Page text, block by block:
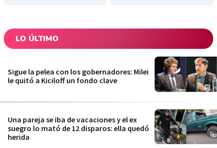
LO ÚLTIMO
Sigue la pelea con los gobernadores: Milei
le quitó a Kiciloff un fondo clave
Una pareja se iba de vacaciones y el ex
suegro lo mató de 12 disparos: ella quedó
herida